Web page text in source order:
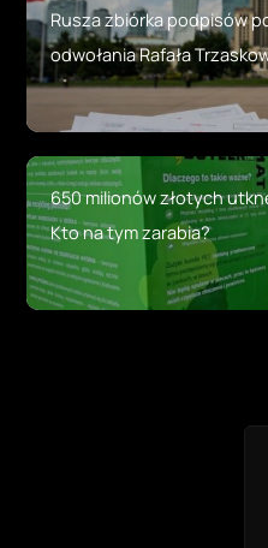
Rusza zbiórka podpisów
odwołania Rafała
650 milionów złotych
Kto na tym zarabia?